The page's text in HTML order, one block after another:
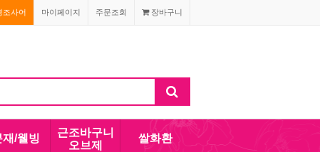
장바구니
주문조회
마이페이지
조사어
재/웰빙
근조바구니
오브제
쌀화환